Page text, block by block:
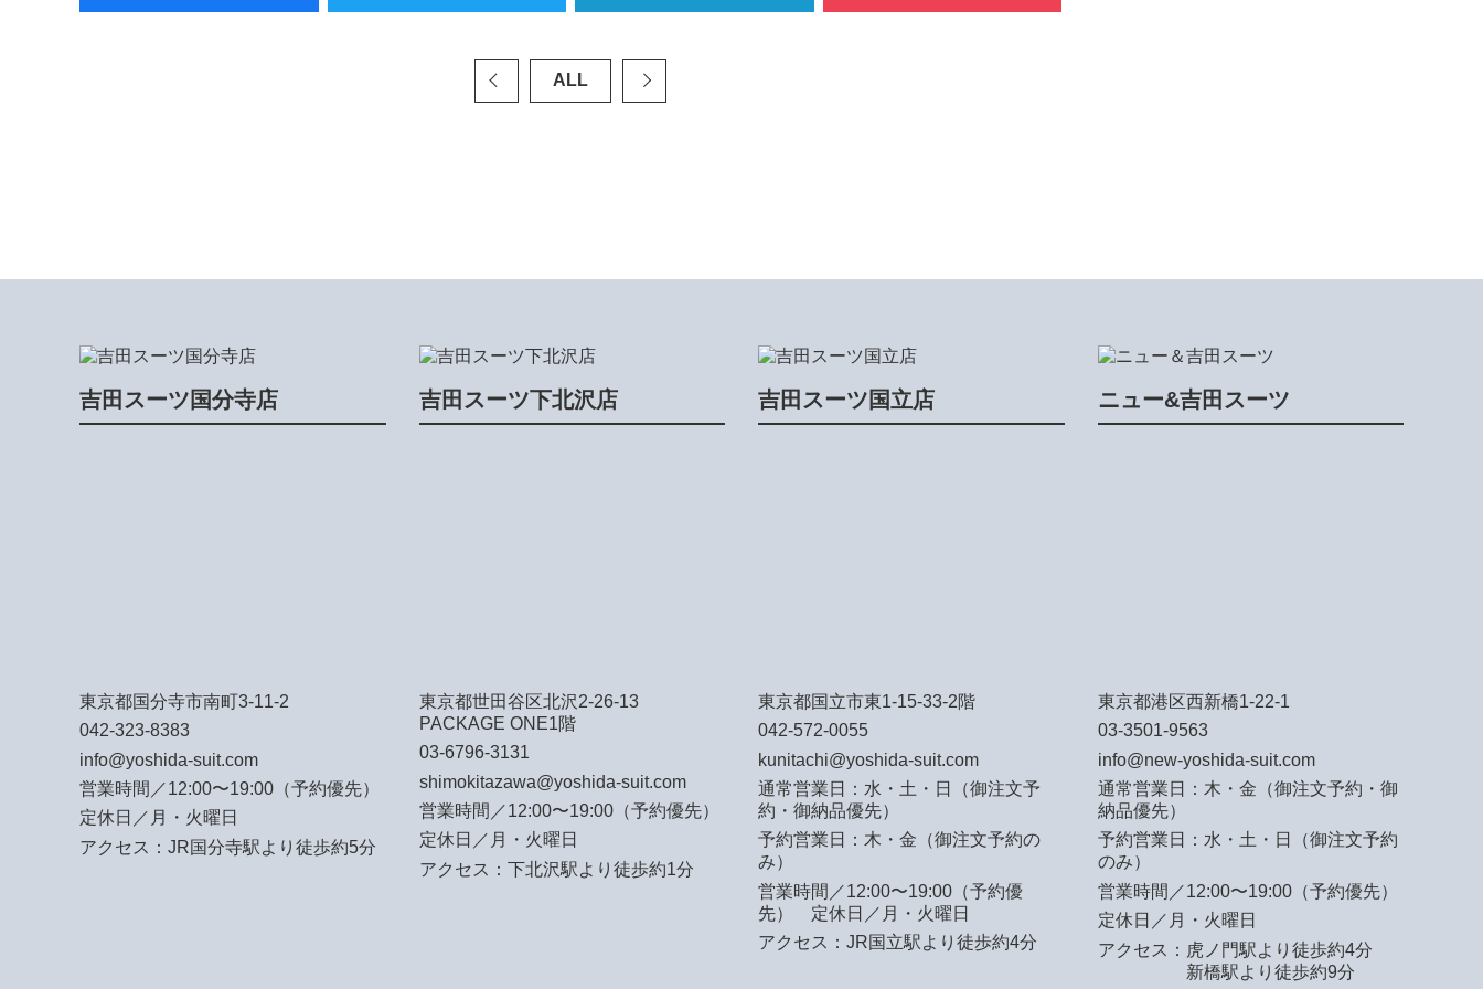
ALL
吉田スーツ国分寺店
東京都国分寺市南町3-11-2
042-323-8383
info@yoshida-suit.com
営業時間／12:00〜19:00（予約優先）
定休日／月・火曜日
アクセス：JR国分寺駅より徒歩約5分
吉田スーツ下北沢店
東京都世田谷区北沢2-26-13
PACKAGE ONE1階
03-6796-3131
shimokitazawa@yoshida-suit.com
営業時間／12:00〜19:00（予約優先）
定休日／月・火曜日
アクセス：下北沢駅より徒歩約1分
吉田スーツ国立店
東京都国立市東1-15-33-2階
042-572-0055
kunitachi@yoshida-suit.com
通常営業日：水・土・日（御注文予
約・御納品優先）
予約営業日：木・金（御注文予約の
み）
営業時間／12:00〜19:00（予約優
先） 定休日／月・火曜日
アクセス：JR国立駅より徒歩約4分
ニュー&吉田スーツ
東京都港区西新橋1-22-1
03-3501-9563
info@new-yoshida-suit.com
通常営業日：木・金（御注文予約・御
納品優先）
予約営業日：水・土・日（御注文予約
のみ）
営業時間／12:00〜19:00（予約優先）
定休日／月・火曜日
アクセス： 虎ノ門駅より徒歩約4分
新橋駅より徒歩約9分